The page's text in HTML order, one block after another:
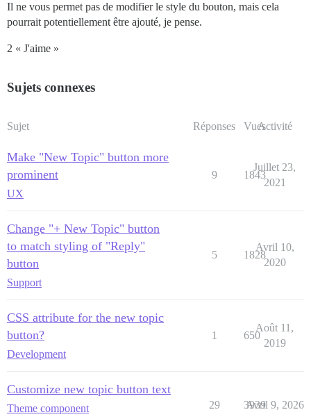
Il ne vous permet pas de modifier le style du bouton, mais cela
pourrait potentiellement être ajouté, je pense.
2 « J'aime »
Sujets connexes
Sujet Réponses VuesActivité
Make "New Topic" button more
prominent
UX
9 1843
Juillet 23,
2021
Change "+ New Topic" button
to match styling of "Reply"
button
Support
5 1828
Avril 10,
2020
CSS attribute for the new topic
button?
Development
1 650
Août 11,
2019
Customize new topic button text
Theme component 29 3939
Avril 9, 2026